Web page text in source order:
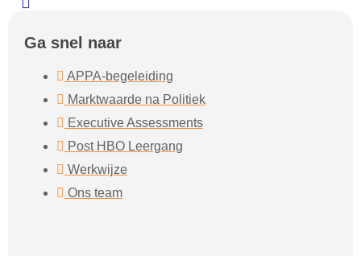
Ga snel naar
APPA-begeleiding
Marktwaarde na Politiek
Executive Assessments
Post HBO Leergang
Werkwijze
Ons team